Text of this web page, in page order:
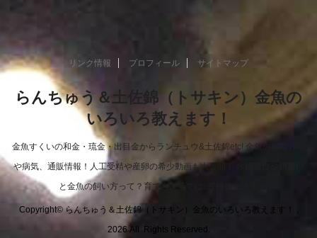
リンク情報 プロフィール サイトマップ
らんちゅう＆土佐錦（トサキン）金魚の
いろいろ教えます！
金魚すくいの和金・琉金・出目金からランチュウ&土佐錦etc! 金魚の飼育方法
や病気、通販情報！人工受精や産卵の希少動画も大公開！ 水槽選びや餌選び
と金魚の飼い方って？育て方次第では..究極進化！！
Copyright© らんちゅう＆土佐錦（トサキン）金魚のいろいろ教えます！ ,
2026 All Rights Reserved.